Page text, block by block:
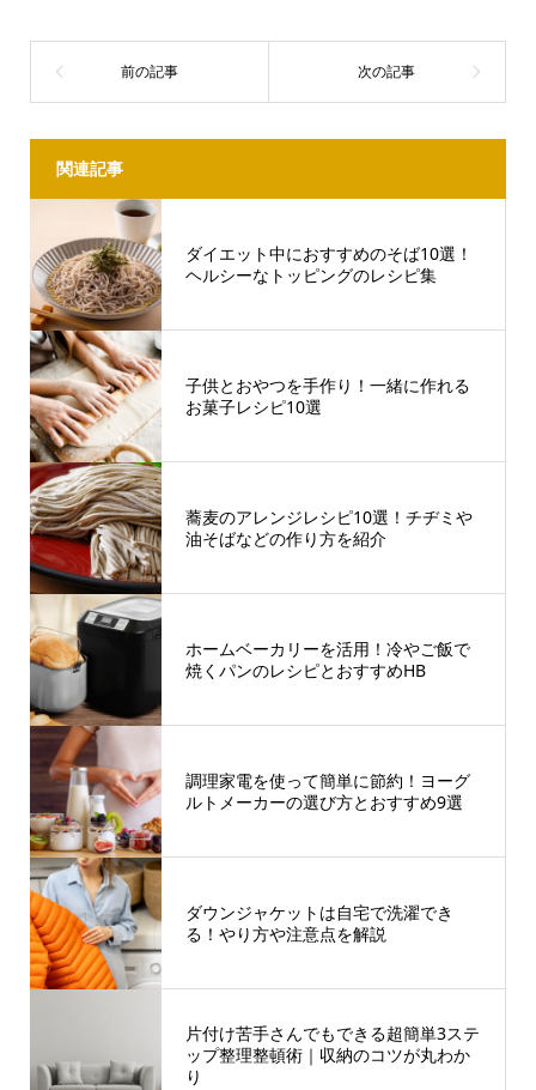
関連記事
ダイエット中におすすめのそば10選！
ヘルシーなトッピングのレシピ集
子供とおやつを手作り！一緒に作れる
お菓子レシピ10選
蕎麦のアレンジレシピ10選！チヂミや
油そばなどの作り方を紹介
ホームベーカリーを活用！冷やご飯で
焼くパンのレシピとおすすめHB
調理家電を使って簡単に節約！ヨーグ
ルトメーカーの選び方とおすすめ9選
ダウンジャケットは自宅で洗濯でき
る！やり方や注意点を解説
片付け苦手さんでもできる超簡単3ステ
ップ整理整頓術｜収納のコツが丸わか
り